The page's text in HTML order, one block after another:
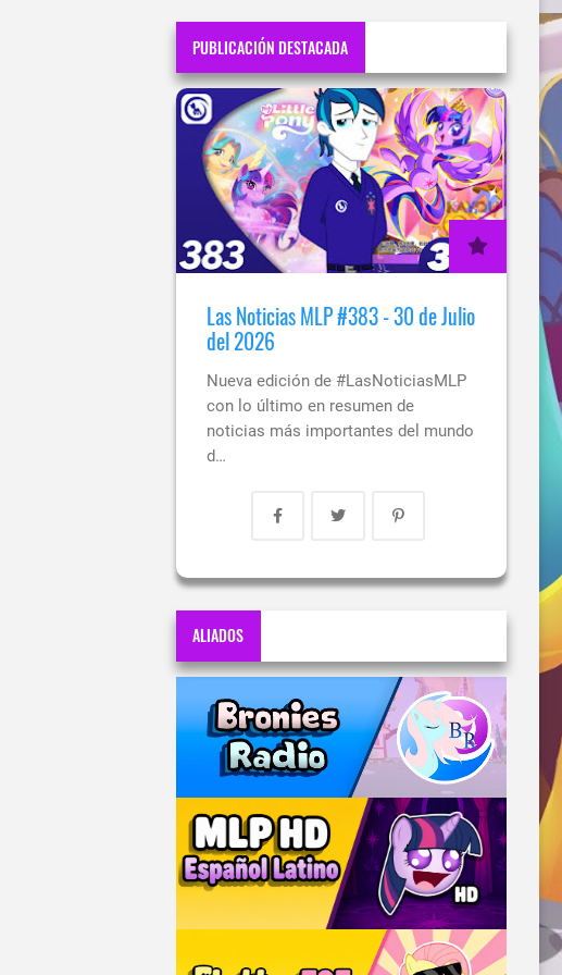
PUBLICACIÓN DESTACADA
Las Noticias MLP #383 - 30 de Julio
del 2026
Nueva edición de #LasNoticiasMLP
con lo último en resumen de
noticias más importantes del mundo
d…
ALIADOS